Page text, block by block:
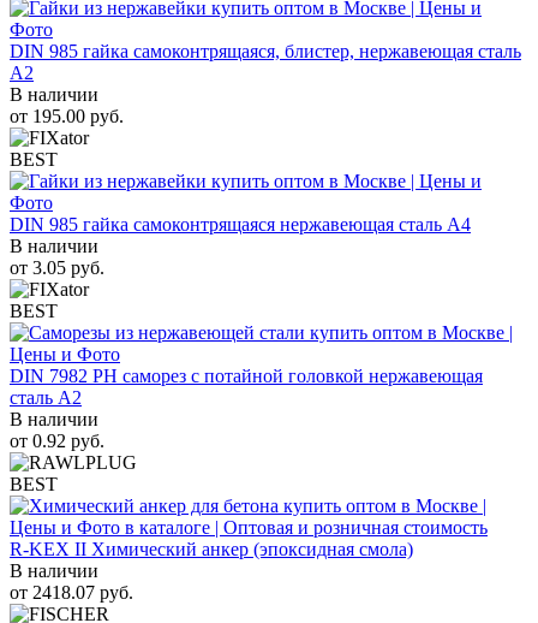
DIN 985 гайка самоконтрящаяся, блистер, нержавеющая сталь
A2
В наличии
от 195.00 руб.
BEST
DIN 985 гайка самоконтрящаяся нержавеющая сталь A4
В наличии
от 3.05 руб.
BEST
DIN 7982 PH саморез с потайной головкой нержавеющая
сталь A2
В наличии
от 0.92 руб.
BEST
R-KEX II Химический анкер (эпоксидная смола)
В наличии
от 2418.07 руб.